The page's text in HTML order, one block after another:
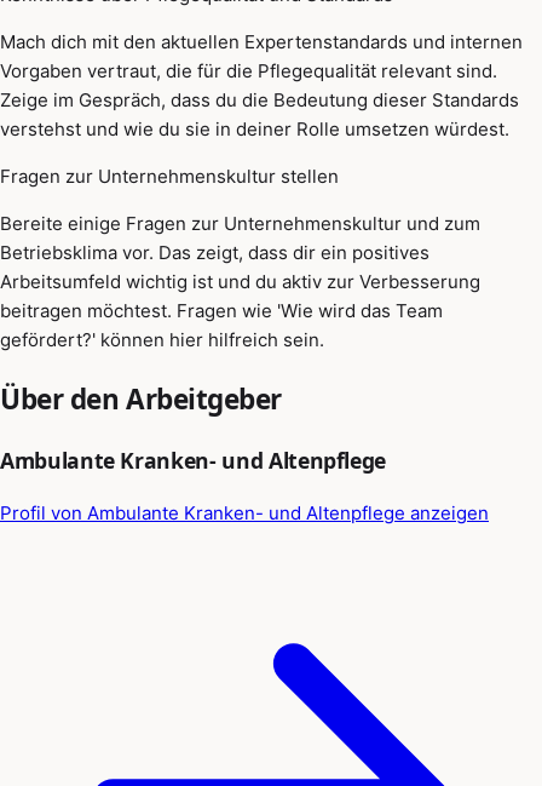
Mach dich mit den aktuellen Expertenstandards und internen
Vorgaben vertraut, die für die Pflegequalität relevant sind.
Zeige im Gespräch, dass du die Bedeutung dieser Standards
verstehst und wie du sie in deiner Rolle umsetzen würdest.
Fragen zur Unternehmenskultur stellen
Bereite einige Fragen zur Unternehmenskultur und zum
Betriebsklima vor. Das zeigt, dass dir ein positives
Arbeitsumfeld wichtig ist und du aktiv zur Verbesserung
beitragen möchtest. Fragen wie 'Wie wird das Team
gefördert?' können hier hilfreich sein.
Über den Arbeitgeber
Ambulante Kranken- und Altenpflege
Profil von Ambulante Kranken- und Altenpflege anzeigen